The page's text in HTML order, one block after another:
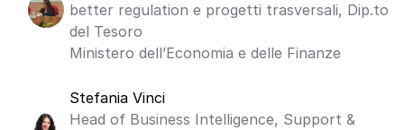
better regulation e progetti trasversali, Dip.to
del Tesoro
Ministero dell’Economia e delle Finanze
Stefania Vinci
Head of Business Intelligence, Support &